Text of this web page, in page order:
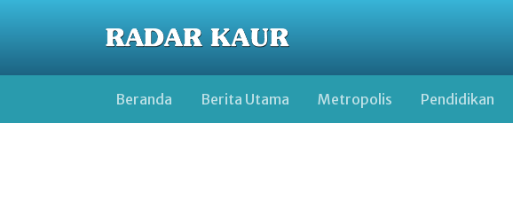
Beranda Berita Utama Metropolis Pendidikan